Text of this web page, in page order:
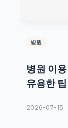
병원
병원 이
유용한 팁
2026-07-15